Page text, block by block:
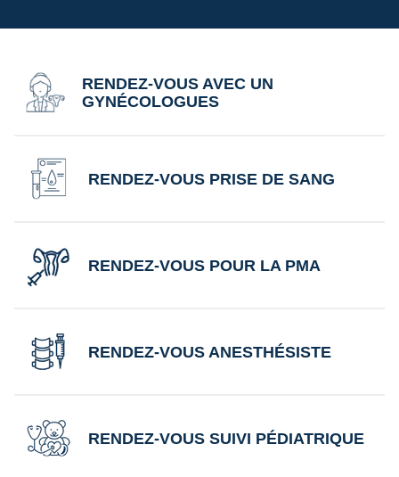
RENDEZ-VOUS AVEC UN
GYNÉCOLOGUES
RENDEZ-VOUS PRISE DE SANG
RENDEZ-VOUS POUR LA PMA
RENDEZ-VOUS ANESTHÉSISTE
RENDEZ-VOUS SUIVI PÉDIATRIQUE